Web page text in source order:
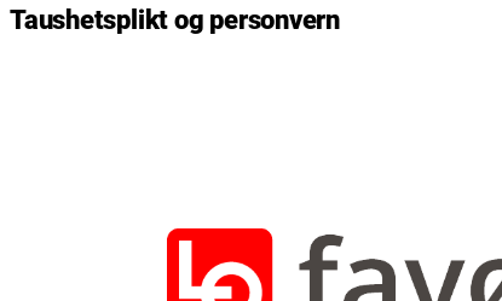
Taushetsplikt og personvern